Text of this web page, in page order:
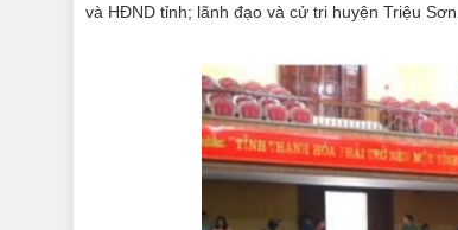
và HĐND tỉnh; lãnh đạo và cử tri huyện Triệu Sơn.